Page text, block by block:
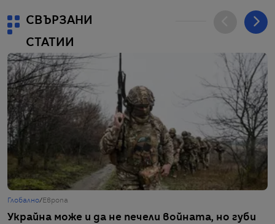
СВЪРЗАНИ
СТАТИИ
Глобално/ Европа
Украйна може и да не печели войната, но губи